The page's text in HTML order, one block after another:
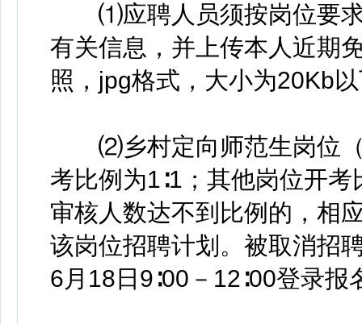
⑴应聘人员须按岗位要求
有关信息，并上传本人近期
照，jpg格式，大小为20Kb
⑵乡村定向师范生岗位（
考比例为1∶1；其他岗位开
审核人数达不到比例的，相
该岗位招聘计划。被取消招
6月18日9∶00－12∶00登录